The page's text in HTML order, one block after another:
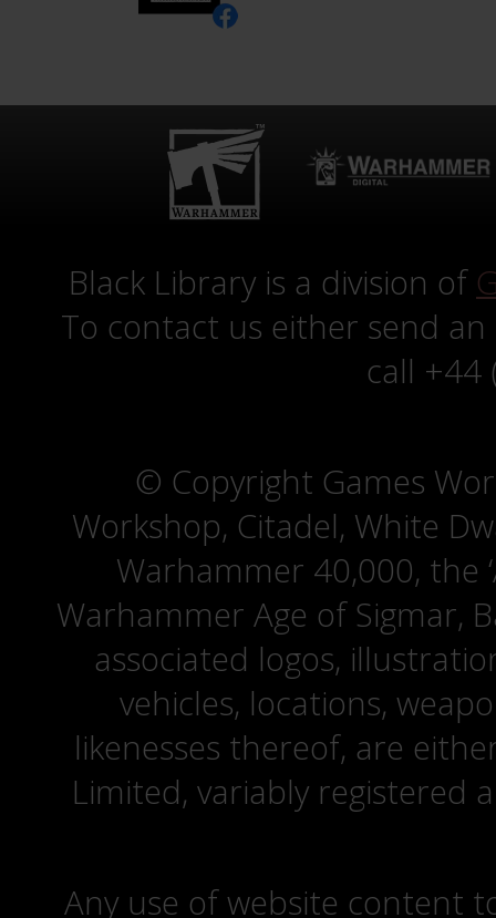
Black Library is a division of
To contact us either send
call +44
© Copyright Games
Workshop, Citadel, White
Warhammer 40,000, the
Warhammer Age of Sigmar,
associated logos,
vehicles, locations,
likenesses thereof, are
Limited, variably registered
Any use of website content